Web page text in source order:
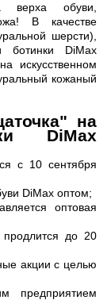
верха обуви,
В качестве
шерсти),
ботинки DiMax
искусственном
кожаный
на
DiMax
с 10 сентября
DiMax оптом;
оптовая
до 20
акции с целью
предприятием